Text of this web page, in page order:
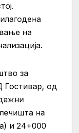
на
за
Гостивар, од
на
и 24+000